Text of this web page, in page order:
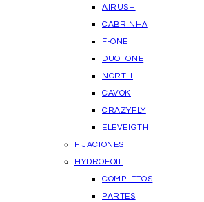
AIRUSH
CABRINHA
F-ONE
DUOTONE
NORTH
CAVOK
CRAZYFLY
ELEVEIGTH
FIJACIONES
HYDROFOIL
COMPLETOS
PARTES